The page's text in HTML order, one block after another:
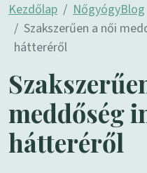
Kezdőlap
NőgyógyBlog
Szakszerűen a női
hátteréről
meddőség
hátteréről